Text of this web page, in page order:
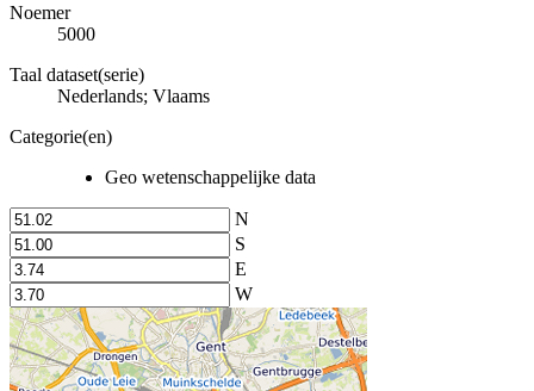
Noemer
5000
Taal dataset(serie)
Nederlands; Vlaams
Categorie(en)
Geo wetenschappelijke data
N
S
E
W